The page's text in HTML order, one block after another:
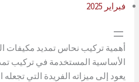
فبراير 2025
أهمية تركيب نحاس تمديد مكيفات
الأساسية المستخدمة في تركيب
يعود إلى ميزاته الفريدة التي